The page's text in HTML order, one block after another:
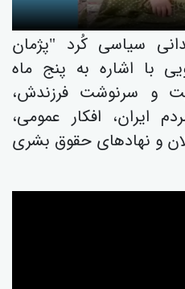
سیاسی کُرد "پژمان
با اشارە بە پنج ماە
و سرنوشت فرزندش،
ایران، افکار عمومی،
و نهادهای حقوق بشری